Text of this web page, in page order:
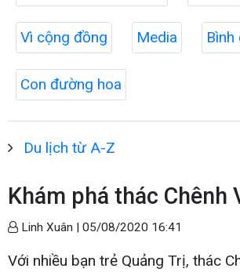
Vì cộng đồng Media Bình
Con đường hoa
Du lịch từ A-Z
Khám phá thác Chênh
Linh Xuân | 05/08/2020 16:41
Với nhiều bạn trẻ Quảng Trị, thác